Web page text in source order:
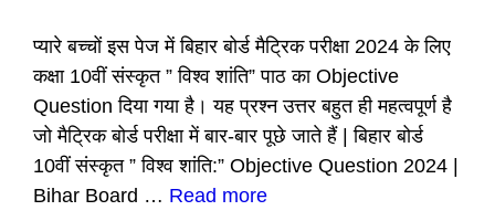
प्यारे बच्चों इस पेज में बिहार बोर्ड मैट्रिक परीक्षा 2024 के लिए
कक्षा 10वीं संस्कृत ” विश्व शांति” पाठ का Objective
Question दिया गया है। यह प्रश्न उत्तर बहुत ही महत्वपूर्ण है
जो मैट्रिक बोर्ड परीक्षा में बार-बार पूछे जाते हैं | बिहार बोर्ड
10वीं संस्कृत ” विश्व शांति:” Objective Question 2024 |
Bihar Board … Read more